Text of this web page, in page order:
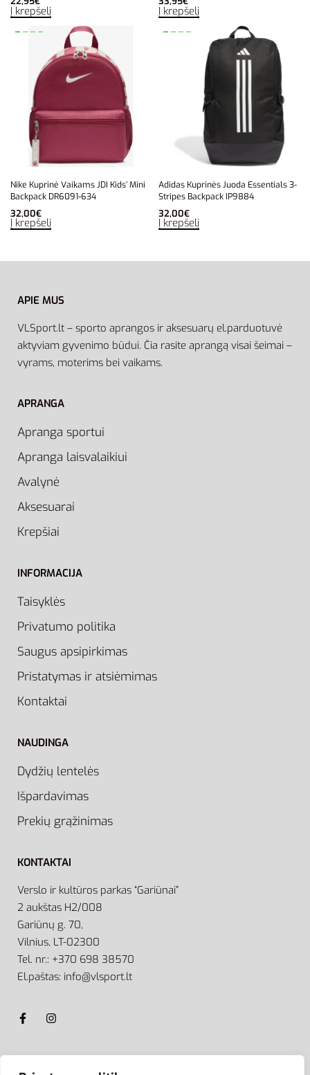
Į krepšelį Į krepšelį
Nike Kuprinė Vaikams JDI Kids’ Mini
Backpack DR6091-634
32,00€
Į krepšelį
Adidas Kuprinės Juoda Essentials 3-
Stripes Backpack IP9884
32,00€
Į krepšelį
APIE MUS
VLSport.lt – sporto aprangos ir aksesuarų el.parduotuvė
aktyviam gyvenimo būdui. Čia rasite aprangą visai šeimai –
vyrams, moterims bei vaikams.
APRANGA
Apranga sportui
Apranga laisvalaikiui
Avalynė
Aksesuarai
Krepšiai
INFORMACIJA
Taisyklės
Privatumo politika
Saugus apsipirkimas
Pristatymas ir atsiėmimas
Kontaktai
NAUDINGA
Dydžių lentelės
Išpardavimas
Prekių grąžinimas
KONTAKTAI
Verslo ir kultūros parkas “Gariūnai”
2 aukštas H2/008
Gariūnų g. 70,
Vilnius, LT-02300
Tel. nr.: +370 698 38570
El.paštas: info@vlsport.lt